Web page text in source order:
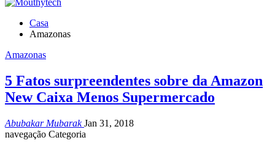
Casa
Amazonas
Amazonas
5 Fatos surpreendentes sobre da Amazon
New Caixa Menos Supermercado
Abubakar MubarakJan 31, 2018
navegação Categoria